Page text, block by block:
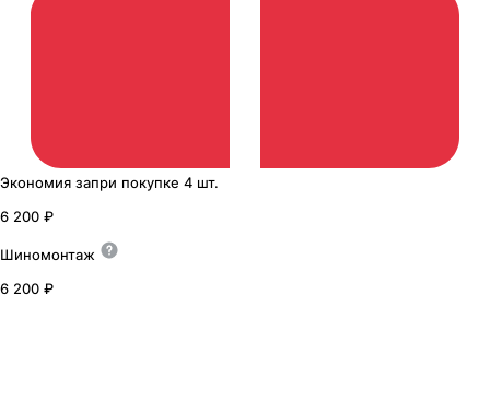
Экономия запри покупке 4 шт.
6 200 ₽
Шиномонтаж
6 200 ₽